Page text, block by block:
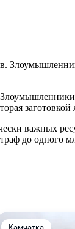
заготовкой
важных
до одного